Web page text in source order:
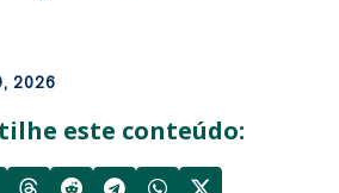
2026
este conteúdo: